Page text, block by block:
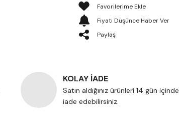
Fiyatı Düşünce Haber Ver
Paylaş
KOLAY İADE
Satın aldığınız ürünleri 14 gün içinde
iade edebilirsiniz.